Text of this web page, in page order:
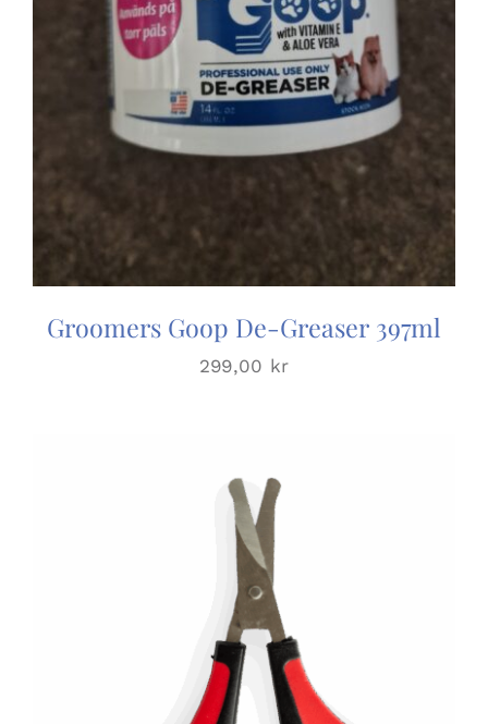
Groomers Goop De-Greaser 397ml
299,00 kr